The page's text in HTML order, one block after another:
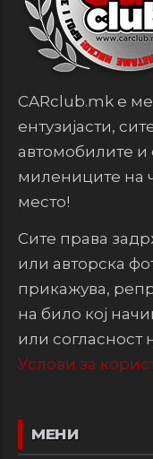
CARclub.mk е
ентузијасти,
автомобилите и
милениците на
место!
Сите права
или авторска
прикажува,
на било кој
или согласност
Услови за
МЕНИ